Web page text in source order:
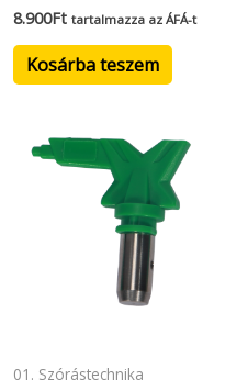
8.900Ft tartalmazza az ÁFÁ-t
Kosárba teszem
01. Szórástechnika